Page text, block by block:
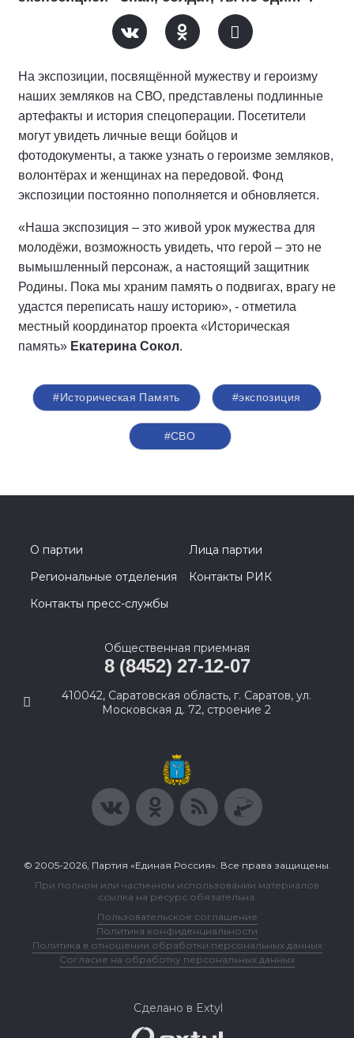
На экспозиции, посвящённой мужеству и героизму
наших земляков на СВО, представлены подлинные
артефакты и история спецоперации. Посетители
могут увидеть личные вещи бойцов и
фотодокументы, а также узнать о героизме земляков,
волонтёрах и женщинах на передовой. Фонд
экспозиции постоянно пополняется и обновляется.
«Наша экспозиция – это живой урок мужества для
молодёжи, возможность увидеть, что герой – это не
вымышленный персонаж, а настоящий защитник
Родины. Пока мы храним память о подвигах, врагу не
удастся переписать нашу историю», - отметила
местный координатор проекта «Историческая
память» Екатерина Сокол.
#Историческая Память #экспозиция
#СВО
О партии
Лица партии
Региональные отделения
Контакты РИК
Контакты пресс-службы
Общественная приемная
8 (8452) 27-12-07
410042, Саратовская область, г. Саратов, ул.
Московская д. 72, строение 2
© 2005-2026, Партия «Единая Россия». Все права защищены.
При полном или частичном использовании материалов
ссылка на ресурс обязательна.
Пользовательское соглашение
Политика конфиденциальности
Политика в отношении обработки персональных данных
Согласие на обработку персональных данных
Сделано в Extyl